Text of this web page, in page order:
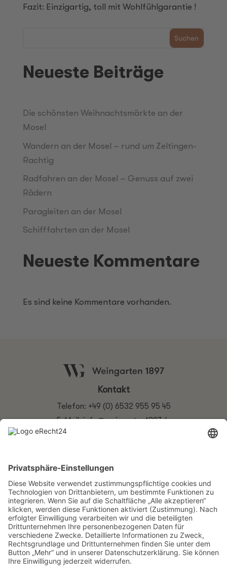
Fazit: Einzigartig, toll mit Wohlfühlgarantie !
Suchen
Neueste Beiträge
Die schönsten Weihnachtsmärkte an der
Mosel
Wandern an der Mosel – rund um Zeltingen-
Rachtig
Radfahren an der Mosel – Genuss auf zwei
Rädern
Paragleiten an der Mosel
Schifffahrten an der Mosel
Neueste Kommentare
Es sind keine Kommentare vorhanden.
by kratz hospitality
Weingartenstr. 10
54492 Zeltingen-Rachtig
Kontakt
Telefon: +49 (0) 6532 955 95 45
E-Mail:info@weingarten1897.de
© Copyright 2025 Weingarten 1897